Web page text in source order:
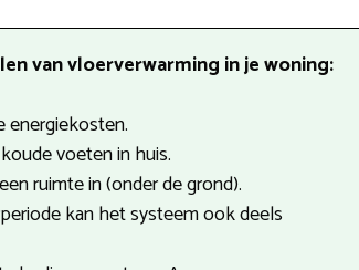
van vloerverwarming in je woning:
energiekosten.
voeten in huis.
ruimte in (onder de grond).
kan het systeem ook deels